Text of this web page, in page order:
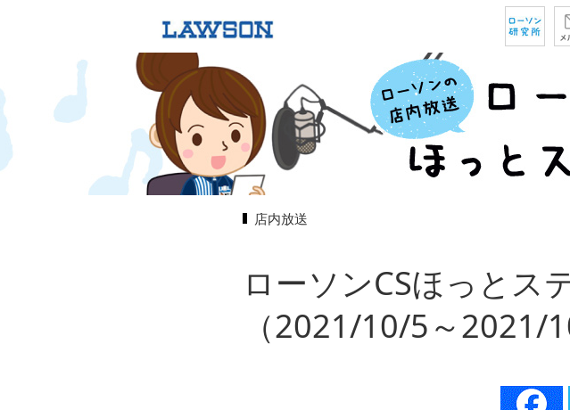
店内放送
ローソンCSほっと
（2021/10/5～2021/